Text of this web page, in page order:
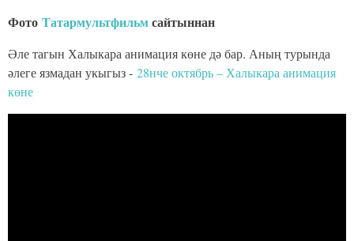
Фото Татармультфильмсайтыннан
Әле тагын Халыкара анимация көне дә бар. Аның турында
әлеге язмадан укыгыз - 28нче октябрь – Халыкара анимация
көне